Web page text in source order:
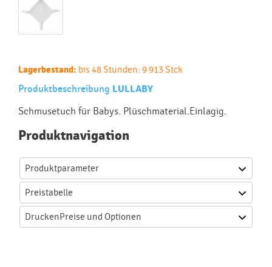
Lagerbestand: bis 48 Stunden: 9 913 Stck
Produktbeschreibung LULLABY
Schmusetuch für Babys. Plüschmaterial.Einlagig.
Produktnavigation
Produktparameter
Preistabelle
DruckenPreise und Optionen